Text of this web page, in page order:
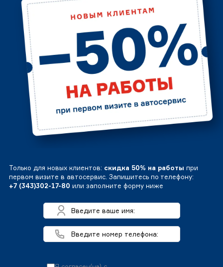
Только для новых клиентов: скидка 50% на работы при
первом визите в автосервис. Запишитесь по телефону:
+7 (343)302-17-80 или заполните форму ниже